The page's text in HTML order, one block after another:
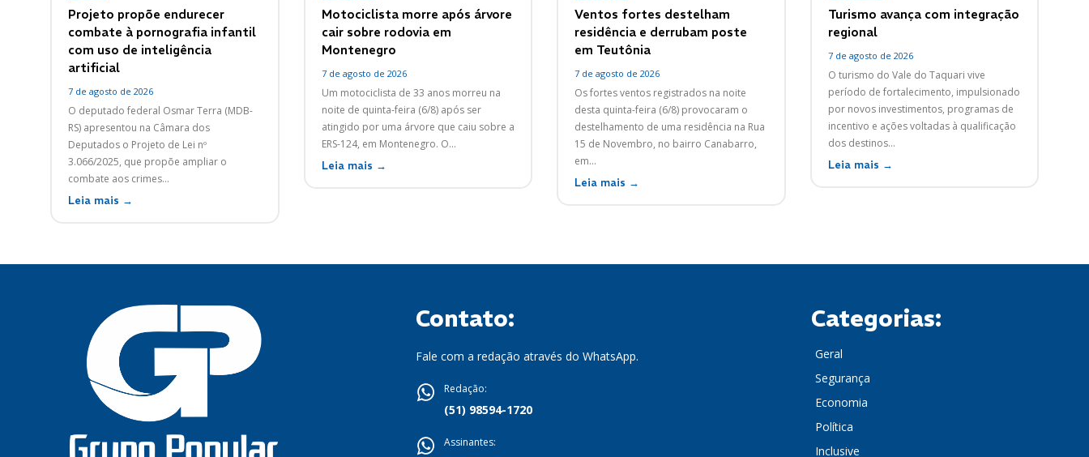
Projeto propõe endurecer
combate à pornografia infantil
com uso de inteligência
artificial
7 de agosto de 2026
O deputado federal Osmar Terra (MDB-
RS) apresentou na Câmara dos
Deputados o Projeto de Lei nº
3.066/2025, que propõe ampliar o
combate aos crimes...
Leia mais →
Motociclista morre após árvore
cair sobre rodovia em
Montenegro
7 de agosto de 2026
Um motociclista de 33 anos morreu na
noite de quinta-feira (6/8) após ser
atingido por uma árvore que caiu sobre a
ERS-124, em Montenegro. O...
Leia mais →
Ventos fortes destelham
residência e derrubam poste
em Teutônia
7 de agosto de 2026
Os fortes ventos registrados na noite
desta quinta-feira (6/8) provocaram o
destelhamento de uma residência na Rua
15 de Novembro, no bairro Canabarro,
em...
Leia mais →
Turismo avança com integração
regional
7 de agosto de 2026
O turismo do Vale do Taquari vive
período de fortalecimento, impulsionado
por novos investimentos, programas de
incentivo e ações voltadas à qualificação
dos destinos...
Leia mais →
Contato:
Fale com a redação através do WhatsApp.
Redação:
(51) 98594-1720
Assinantes:
Categorias:
Geral
Segurança
Economia
Política
Inclusive